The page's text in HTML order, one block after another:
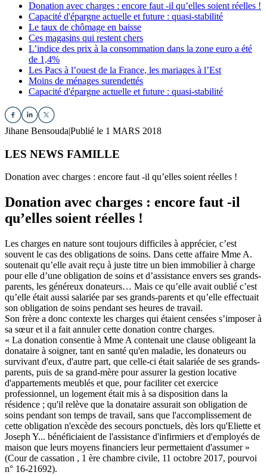
Donation avec charges : encore faut -il qu’elles soient réelles !
Capacité d'épargne actuelle et future : quasi-stabilité
Le taux de chômage en baisse
Ces magasins qui restent chers
L’indice des prix à la consommation dans la zone euro a été
de 1,4%
Les Pacs à l’ouest de la France, les mariages à l’Est
Moins de ménages surendettés
Capacité d'épargne actuelle et future : quasi-stabilité
Jihane Bensouda|Publié le 1 MARS 2018
LES NEWS FAMILLE
Donation avec charges : encore faut -il qu’elles soient réelles !
Donation avec charges : encore faut -il
qu’elles soient réelles !
Les charges en nature sont toujours difficiles à apprécier, c’est
souvent le cas des obligations de soins. Dans cette affaire Mme A.
soutenait qu’elle avait reçu à juste titre un bien immobilier à charge
pour elle d’une obligation de soins et d’assistance envers ses grands-
parents, les généreux donateurs… Mais ce qu’elle avait oublié c’est
qu’elle était aussi salariée par ses grands-parents et qu’elle effectuait
son obligation de soins pendant ses heures de travail.
Son frère a donc contexte les charges qui étaient censées s’imposer à
sa sœur et il a fait annuler cette donation contre charges.
« La donation consentie à Mme A contenait une clause obligeant la
donataire à soigner, tant en santé qu'en maladie, les donateurs ou
survivant d'eux, d'autre part, que celle-ci était salariée de ses grands-
parents, puis de sa grand-mère pour assurer la gestion locative
d'appartements meublés et que, pour faciliter cet exercice
professionnel, un logement était mis à sa disposition dans la
résidence ; qu'il relève que la donataire assurait son obligation de
soins pendant son temps de travail, sans que l'accomplissement de
cette obligation n'excède des secours ponctuels, dès lors qu'Eliette et
Joseph Y... bénéficiaient de l'assistance d'infirmiers et d'employés de
maison que leurs moyens financiers leur permettaient d'assumer »
(Cour de cassation , 1 ère chambre civile, 11 octobre 2017, pourvoi
n° 16-21692).